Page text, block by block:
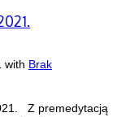
with Brak
Z premedytacją